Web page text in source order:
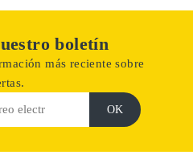
boletín
más reciente sobre